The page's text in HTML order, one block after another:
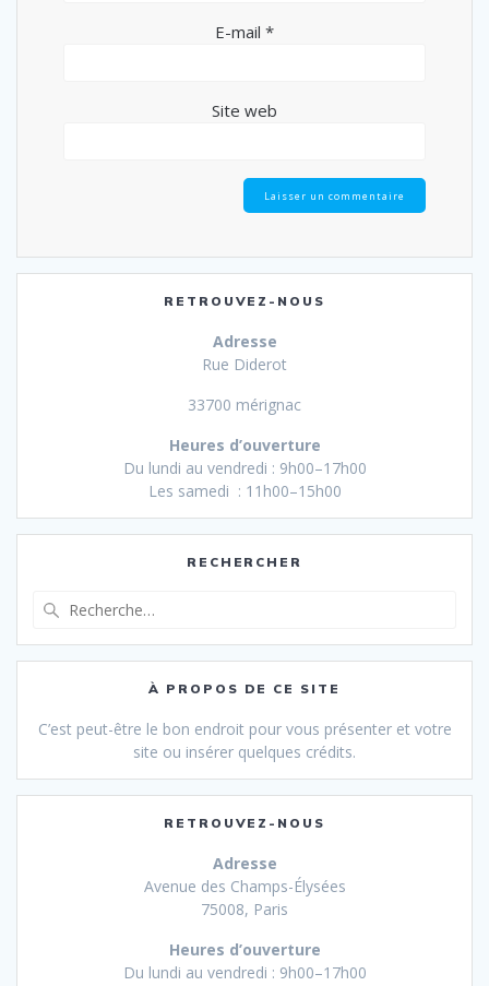
E-mail *
Site web
RETROUVEZ-NOUS
Adresse
Rue Diderot
33700 mérignac
Heures d’ouverture
Du lundi au vendredi : 9h00–17h00
Les samedi : 11h00–15h00
RECHERCHER
:
À PROPOS DE CE SITE
C’est peut-être le bon endroit pour vous présenter et votre
site ou insérer quelques crédits.
RETROUVEZ-NOUS
Adresse
Avenue des Champs-Élysées
75008, Paris
Heures d’ouverture
Du lundi au vendredi : 9h00–17h00